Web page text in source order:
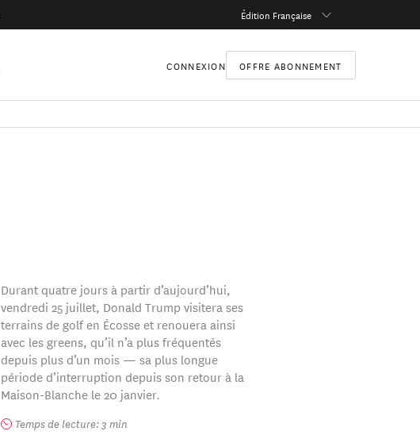
Édition Française
CONNEXION OFFRE ABONNEMENT
Durant quatre jours à partir d’aujourd’hui,
vendredi 25 juillet, Donald Trump visitera ses
terrains de golf en Écosse et renouera ainsi
avec les greens, qu’il n’a plus fréquentés
depuis plus d’un mois — sa plus longue
période d’interruption depuis son retour à la
Maison-Blanche le 20 janvier.
Temps de lecture: 3 min